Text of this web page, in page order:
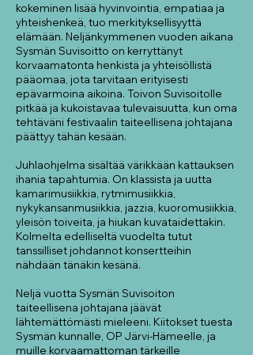
kokeminen lisää hyvinvointia, empatiaa ja
yhteishenkeä, tuo merkityksellisyyttä
elämään. Neljänkymmenen vuoden aikana
Sysmän Suvisoitto on kerryttänyt
korvaamatonta henkistä ja yhteisöllistä
pääomaa, jota tarvitaan erityisesti
epävarmoina aikoina. Toivon Suvisoitolle
pitkää ja kukoistavaa tulevaisuutta, kun oma
tehtäväni festivaalin taiteellisena johtajana
päättyy tähän kesään.
Juhlaohjelma sisältää värikkään kattauksen
ihania tapahtumia. On klassista ja uutta
kamarimusiikkia, rytmimusiikkia,
nykykansanmusiikkia, jazzia, kuoromusiikkia,
yleisön toiveita, ja hiukan kuvataidettakin.
Kolmelta edelliseltä vuodelta tutut
tanssilliset johdannot konsertteihin
nähdään tänäkin kesänä.
Neljä vuotta Sysmän Suvisoiton
taiteellisena johtajana jäävät
lähtemättömästi mieleeni. Kiitokset tuesta
Sysmän kunnalle, OP Järvi-Hämeelle, ja
muille korvaamattoman tärkeille